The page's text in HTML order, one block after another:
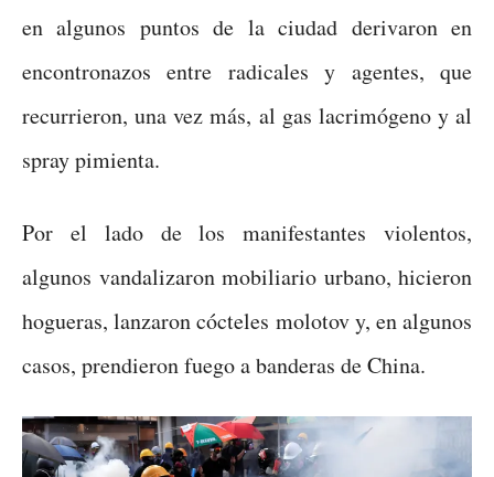
en algunos puntos de la ciudad derivaron en
encontronazos entre radicales y agentes, que
recurrieron, una vez más, al gas lacrimógeno y al
spray pimienta.
Por el lado de los manifestantes violentos,
algunos vandalizaron mobiliario urbano, hicieron
hogueras, lanzaron cócteles molotov y, en algunos
casos, prendieron fuego a banderas de China.